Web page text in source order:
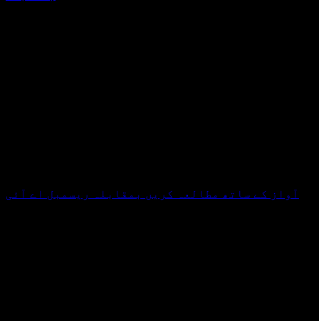
آواز کے ساتھ مطالعہ کریں بمقابلہ ریسمبل اے آئی